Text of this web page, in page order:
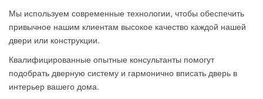
Мы используем современные технологии, чтобы обеспечить
привычное нашим клиентам высокое качество каждой нашей
двери или конструкции.
Квалифицированные опытные консультанты помогут
подобрать дверную систему и гармонично вписать дверь в
интерьер вашего дома.